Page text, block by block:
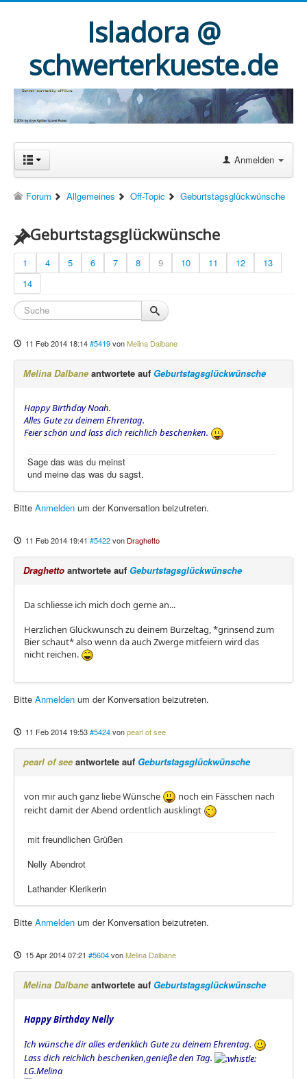
Isladora @
schwerterkueste.de
Anmelden
Forum Allgemeines Off-Topic Geburtstagsglückwünsche
Geburtstagsglückwünsche
1 4 5 6 7 8 9 10 11 12
13
14
11 Feb 2014 18:14#5419vonMelina Dalbane
Melina Dalbane antwortete auf Geburtstagsglückwünsche
Happy Birthday Noah.
Alles Gute zu deinem Ehrentag.
Feier schön und lass dich reichlich beschenken.
Sage das was du meinst
und meine das was du sagst.
Bitte Anmelden um der Konversation beizutreten.
11 Feb 2014 19:41 #5422von Draghetto
Draghetto antwortete auf Geburtstagsglückwünsche
Da schliesse ich mich doch gerne an...
Herzlichen Glückwunsch zu deinem Burzeltag, *grinsend zum
Bier schaut* also wenn da auch Zwerge mitfeiern wird das
nicht reichen.
Bitte Anmelden um der Konversation beizutreten.
11 Feb 2014 19:53#5424vonpearl of see
pearl of see antwortete auf Geburtstagsglückwünsche
von mir auch ganz liebe Wünsche
noch ein Fässchen nach
reicht damit der Abend ordentlich ausklingt
mit freundlichen Grüßen
Nelly Abendrot
Lathander Klerikerin
Bitte Anmelden um der Konversation beizutreten.
15 Apr 2014 07:21 #5604vonMelina Dalbane
Melina Dalbane antwortete auf Geburtstagsglückwünsche
Happy Birthday Nelly
Ich wünsche dir alles erdenklich Gute zu deinem Ehrentag.
Lass dich reichlich beschenken,genieße den Tag.
LG.Melina